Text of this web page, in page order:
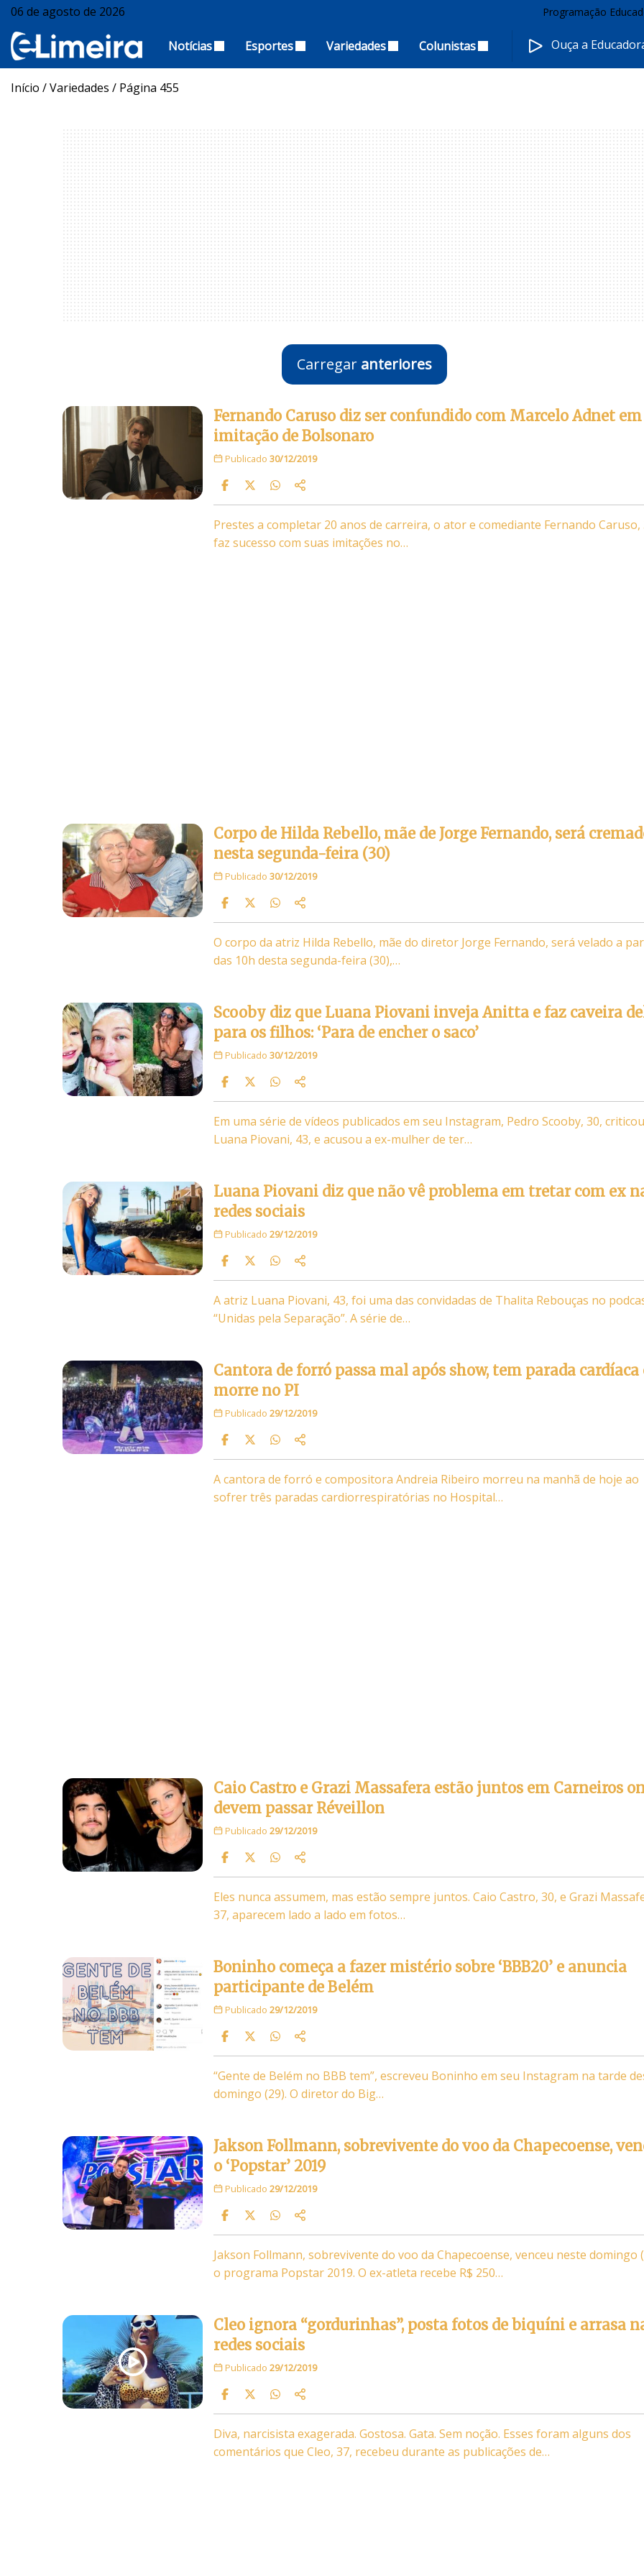
06 de agosto de 2026 Programação
Notícias Esportes Variedades Colunistas Ouça a
Início /Variedades / Página 455
Carregar anteriores
Fernando Caruso diz ser confundido com Marcelo Adnet em
imitação de Bolsonaro
Publicado 30/12/2019
Prestes a completar 20 anos de carreira, o ator e comediante Fernando Caruso,
faz sucesso com suas imitações no…
Corpo de Hilda Rebello, mãe de Jorge Fernando, será
nesta segunda-feira (30)
Publicado 30/12/2019
O corpo da atriz Hilda Rebello, mãe do diretor Jorge Fernando, será velado a
das 10h desta segunda-feira (30),…
Scooby diz que Luana Piovani inveja Anitta e faz caveira
para os filhos: ‘Para de encher o saco’
Publicado 30/12/2019
Em uma série de vídeos publicados em seu Instagram, Pedro Scooby, 30, criticou
Luana Piovani, 43, e acusou a ex-mulher de ter…
Luana Piovani diz que não vê problema em tretar com ex
redes sociais
Publicado 29/12/2019
A atriz Luana Piovani, 43, foi uma das convidadas de Thalita Rebouças no
“Unidas pela Separação”. A série de…
Cantora de forró passa mal após show, tem parada cardíaca
morre no PI
Publicado 29/12/2019
A cantora de forró e compositora Andreia Ribeiro morreu na manhã de hoje ao
sofrer três paradas cardiorrespiratórias no Hospital…
Caio Castro e Grazi Massafera estão juntos em Carneiros
devem passar Réveillon
Publicado 29/12/2019
Eles nunca assumem, mas estão sempre juntos. Caio Castro, 30, e Grazi
37, aparecem lado a lado em fotos…
Boninho começa a fazer mistério sobre ‘BBB20’ e anuncia
participante de Belém
Publicado 29/12/2019
“Gente de Belém no BBB tem”, escreveu Boninho em seu Instagram na tarde
domingo (29). O diretor do Big…
Jakson Follmann, sobrevivente do voo da Chapecoense,
o ‘Popstar’ 2019
Publicado 29/12/2019
Jakson Follmann, sobrevivente do voo da Chapecoense, venceu neste domingo
o programa Popstar 2019. O ex-atleta recebe R$ 250…
Cleo ignora “gordurinhas”, posta fotos de biquíni e arrasa
redes sociais
Publicado 29/12/2019
Diva, narcisista exagerada. Gostosa. Gata. Sem noção. Esses foram alguns dos
comentários que Cleo, 37, recebeu durante as publicações de…